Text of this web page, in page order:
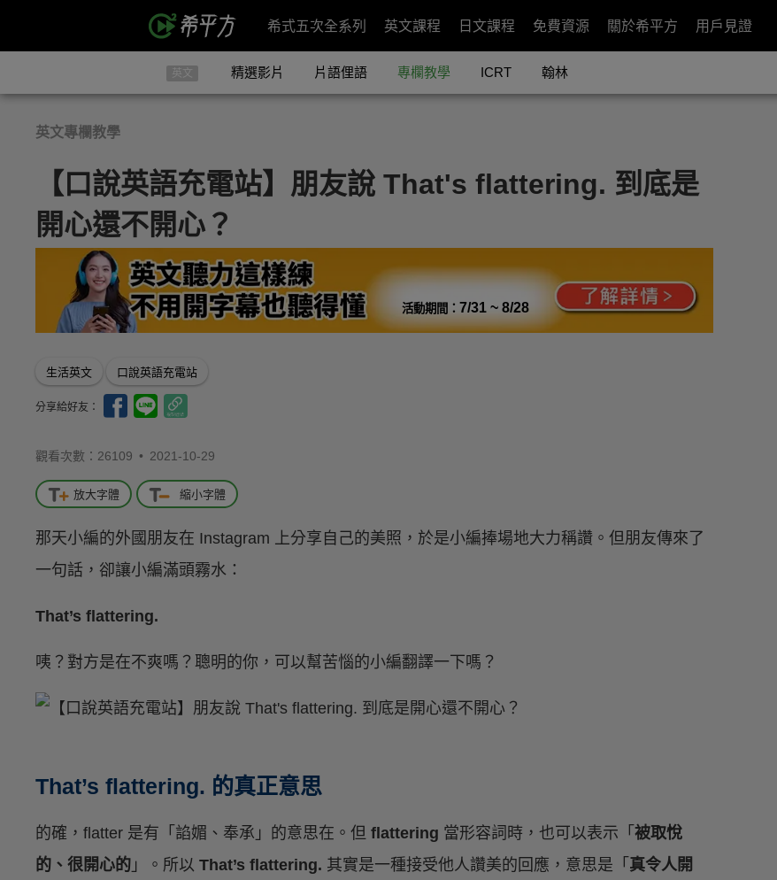
希式五次全系列 英文課程 日文課程 免費資源 關於希平方 用戶見證
英文 精選影片 片語俚語 專欄教學 ICRT 翰林
英文專欄教學
【口說英語充電站】朋友說 That's flattering. 到底是
開心還不開心？
活動期間： 7/31 ~ 8/28
生活英文 口說英語充電站
分享給好友：
觀看次數：26109 • 2021-10-29
放大字體 縮小字體
那天小編的外國朋友在 Instagram 上分享自己的美照，於是小編捧場地大力稱讚。但朋友傳來了
一句話，卻讓小編滿頭霧水：
That’s flattering.
咦？對方是在不爽嗎？聰明的你，可以幫苦惱的小編翻譯一下嗎？
That’s flattering. 的真正意思
的確，flatter 是有「諂媚、奉承」的意思在。但 flattering 當形容詞時，也可以表示「 被取悅
的、很開心的 」。所以 That’s flattering. 其實是一種接受他人讚美的回應，意思是「 真令人開